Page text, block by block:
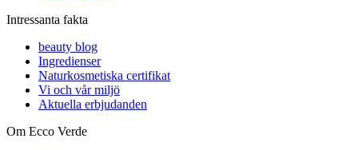
Intressanta fakta
beauty blog
Ingredienser
Naturkosmetiska certifikat
Vi och vår miljö
Aktuella erbjudanden
Om Ecco Verde